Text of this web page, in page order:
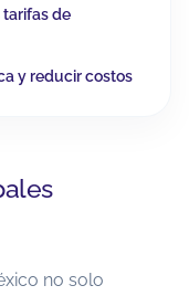
tarifas de
y reducir costos
no solo